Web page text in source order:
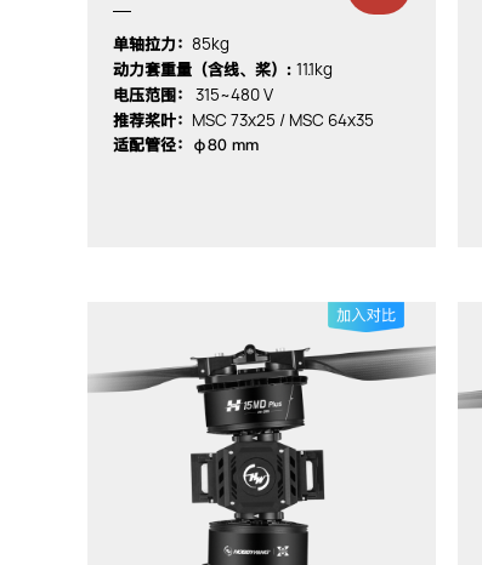
单轴拉力： 85kg
动力套重量（含线、桨）: 11.1kg
电压范围： 315~480 V
推荐桨叶： MSC 73x25 / MSC 64x35
适配管径： φ80 mm